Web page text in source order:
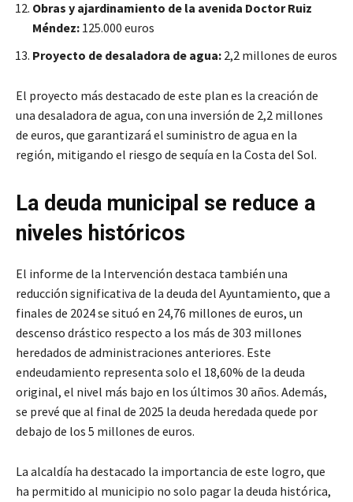
Obras y ajardinamiento de la avenida Doctor Ruiz
Méndez: 125.000 euros
Proyecto de desaladora de agua: 2,2 millones de euros
El proyecto más destacado de este plan es la creación de
una desaladora de agua, con una inversión de 2,2 millones
de euros, que garantizará el suministro de agua en la
región, mitigando el riesgo de sequía en la Costa del Sol.
La deuda municipal se reduce a
niveles históricos
El informe de la Intervención destaca también una
reducción significativa de la deuda del Ayuntamiento, que a
finales de 2024 se situó en 24,76 millones de euros, un
descenso drástico respecto a los más de 303 millones
heredados de administraciones anteriores. Este
endeudamiento representa solo el 18,60% de la deuda
original, el nivel más bajo en los últimos 30 años. Además,
se prevé que al final de 2025 la deuda heredada quede por
debajo de los 5 millones de euros.
La alcaldía ha destacado la importancia de este logro, que
ha permitido al municipio no solo pagar la deuda histórica,